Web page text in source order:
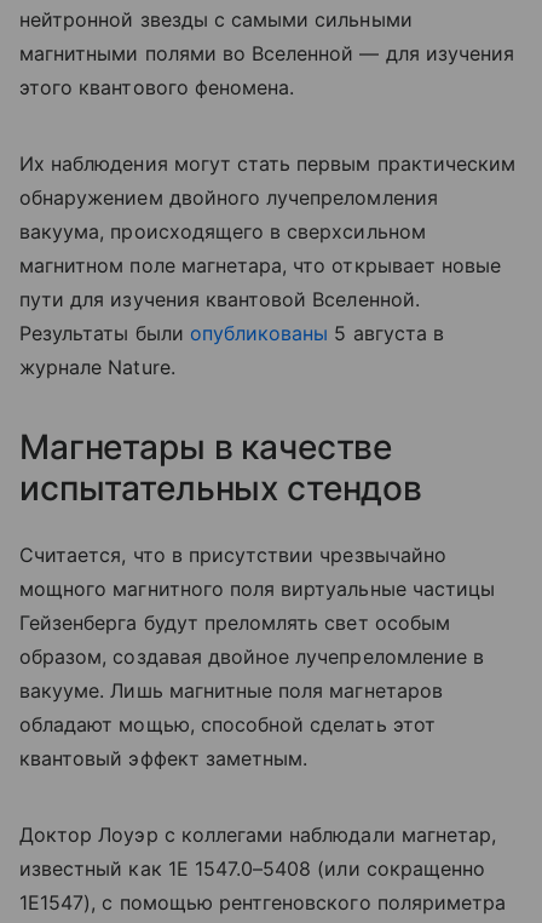
нейтронной звезды с самыми сильными
магнитными полями во Вселенной — для изучения
этого квантового феномена.
Их наблюдения могут стать первым практическим
обнаружением двойного лучепреломления
вакуума, происходящего в сверхсильном
магнитном поле магнетара, что открывает новые
пути для изучения квантовой Вселенной.
Результаты были опубликованы 5 августа в
журнале Nature.
Магнетары в качестве
испытательных стендов
Считается, что в присутствии чрезвычайно
мощного магнитного поля виртуальные частицы
Гейзенберга будут преломлять свет особым
образом, создавая двойное лучепреломление в
вакууме. Лишь магнитные поля магнетаров
обладают мощью, способной сделать этот
квантовый эффект заметным.
Доктор Лоуэр с коллегами наблюдали магнетар,
известный как 1E 1547.0–5408 (или сокращенно
1E1547), с помощью рентгеновского поляриметра